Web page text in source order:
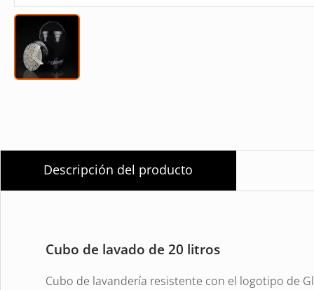
Descripción del producto
Cubo de lavado de 20 litros
Cubo de lavandería resistente con el logotipo de